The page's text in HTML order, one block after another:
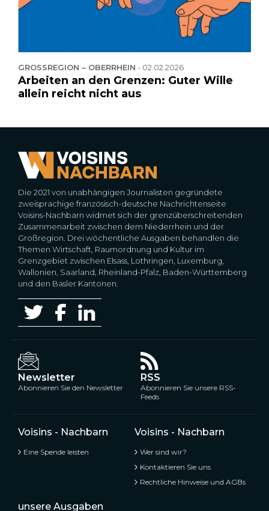
GROSSREGION – OBERRHEIN - 02.02.2026
Arbeiten an den Grenzen: Guter Wille
allein reicht nicht aus
Die 2021 von unabhängigen Journalisten gegründete
zweisprachige französisch-deutsche Nachrichtenseite
Voisins-Nachbarn widmet sich der grenzüberschreitenden
Zusammenarbeit zwischen dem Niederrhein und der
Großregion. Drei wöchentliche Ausgaben behandlen die
Themen Wirtschaft, Raumordnung und Kultur im
Grenzgebiet zwischen Elsass, Lothringen, Luxemburg,
Wallonien, Saarland, Rheinland-Pfalz, Baden-Württemberg
und den Basler Kantonen.
Newsletter
Abonnieren Sie den Newsletter
RSS
Abonnieren Sie unsere RSS-
Feeds
Voisins - Nachbarn
Eine Spende leisten
Voisins - Nachbarn
Wer sind wir?
Kontaktieren Sie uns
Rechtliche Hinweise und AGBs
unsere Ausgaben